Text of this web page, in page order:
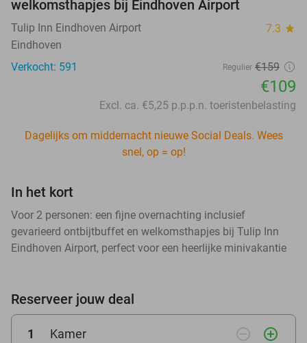
welkomsthapjes bij Eindhoven Airport
Tulip Inn Eindhoven Airport 7.3 star
Eindhoven
Verkocht: 591
Regulier €159
€109
Excl. ca. €5,25 p.p.p.n. toeristenbelasting
Dagelijks om middernacht nieuwe Social Deals. Wees
snel, op = op!
In het kort
Voor 2 personen: een fijne overnachting inclusief
gevarieerd ontbijtbuffet en welkomsthapjes bij Tulip Inn
Eindhoven Airport, perfect voor een heerlijke minivakantie
Reserveer jouw deal
1 Kamer remove_circle_outline add_circle_outline